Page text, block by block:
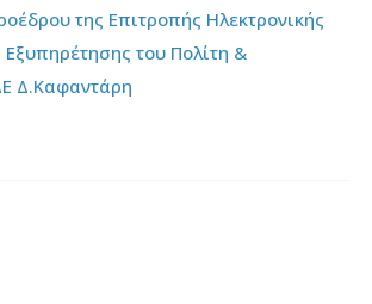
της Επιτροπής Ηλεκτρονικής
του Πολίτη &
Δ.Καφαντάρη